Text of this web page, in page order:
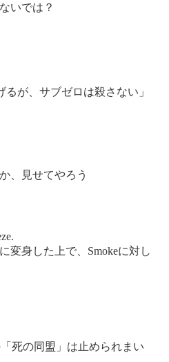
いでは？
が、サブゼロは殺さない」
、見せてやろう
変身した上で、Smokeに対し
死の同盟」は止められまい